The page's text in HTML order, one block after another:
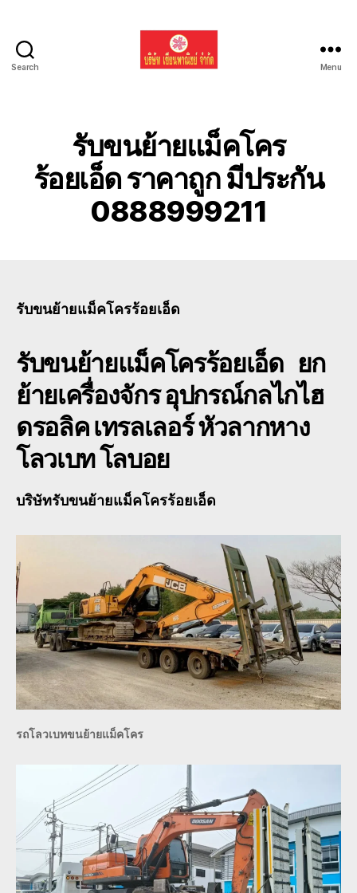
Search
แบค
โฮ
ทั่ว
ประเทศ.com
Menu
รับขนย้ายแม็คโคร
ร้อยเอ็ด ราคาถูก มีประกัน
0888999211
รับขนย้ายแม็คโครร้อยเอ็ด
รับขนย้ายแม็คโครร้อยเอ็ด ยก
ย้ายเครื่องจักร อุปกรณ์กลไกไฮ
ดรอลิค เทรลเลอร์ หัวลากหาง
โลวเบท โลบอย
บริษัทรับขนย้ายแม็คโครร้อยเอ็ด
รถโลวเบทขนย้ายแม็คโคร